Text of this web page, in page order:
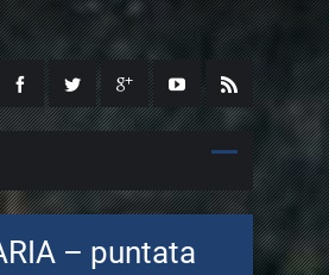
– puntata